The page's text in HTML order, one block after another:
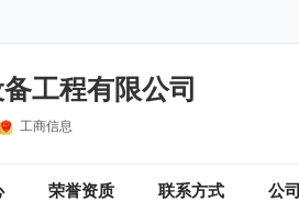
工程有限公司
工商信息
荣誉资质 联系方式 公